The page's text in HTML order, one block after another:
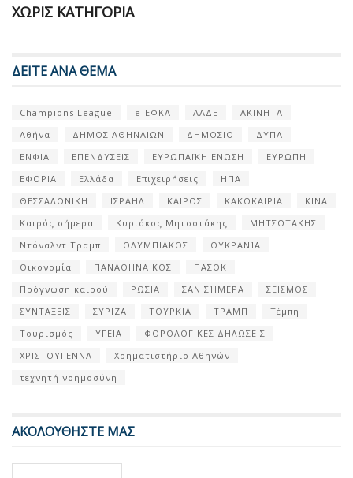
ΧΩΡΊΣ ΚΑΤΗΓΟΡΊΑ
ΔΕΙΤΕ ΑΝΑ ΘΕΜΑ
Champions League e-ΕΦΚΑ ΑΑΔΕ
ΑΚΙΝΗΤΑ
Αθήνα
ΔΗΜΟΣ ΑΘΗΝΑΙΩΝ ΔΗΜΟΣΙΟ
ΔΥΠΑ
ΕΝΦΙΑ
ΕΠΕΝΔΥΣΕΙΣ ΕΥΡΩΠΑΪΚΗ ΕΝΩΣΗ
ΕΥΡΩΠΗ
ΕΦΟΡΙΑ
Ελλάδα Επιχειρήσεις
ΗΠΑ
ΘΕΣΣΑΛΟΝΙΚΗ
ΙΣΡΑΗΛ ΚΑΙΡΟΣ ΚΑΚΟΚΑΙΡΙΑ
ΚΙΝΑ
Καιρός σήμερα
Κυριάκος Μητσοτάκης
ΜΗΤΣΟΤΑΚΗΣ
Ντόναλντ Τραμπ
ΟΛΥΜΠΙΑΚΟΣ
ΟΥΚΡΑΝΊΑ
Οικονομία
ΠΑΝΑΘΗΝΑΙΚΟΣ
ΠΑΣΟΚ
Πρόγνωση καιρού
ΡΩΣΙΑ ΣΑΝ ΣΉΜΕΡΑ
ΣΕΙΣΜΟΣ
ΣΥΝΤΑΞΕΙΣ
ΣΥΡΙΖΑ ΤΟΥΡΚΙΑ ΤΡΑΜΠ
Τέμπη
Τουρισμός
ΥΓΕΙΑ
ΦΟΡΟΛΟΓΙΚΕΣ ΔΗΛΩΣΕΙΣ
ΧΡΙΣΤΟΥΓΕΝΝΑ
Χρηματιστήριο Αθηνών
τεχνητή νοημοσύνη
ΑΚΟΛΟΥΘΗΣΤΕ ΜΑΣ